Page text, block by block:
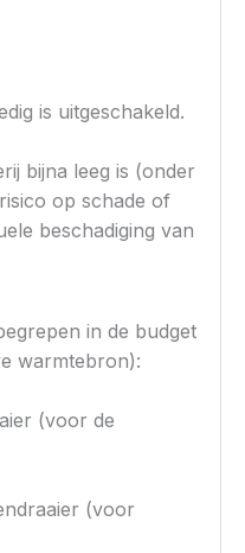
is uitgeschakeld.
bijna leeg is (onder
op schade of
beschadiging van
in de budget
warmtebron):
(voor de
(voor